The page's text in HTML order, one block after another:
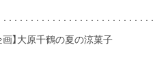
画】大原千鶴の夏の涼菓子